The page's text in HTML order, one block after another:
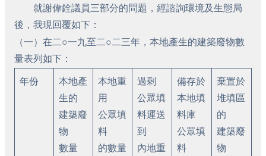
就謝偉銓議員三部分的問題，經諮詢環境及生態局
後，我現回覆如下：
（一）在二○一九至二○二三年，本地產生的建築廢物數
量表列如下：
年份
本地產
生的
建築廢
物
數量
本地重
用
公眾填
料
的數量
過剩
公眾填
料運送
到
內地重
備存於
本地填
料庫
公眾填
料
棄置於
堆填區
的
建築廢
物